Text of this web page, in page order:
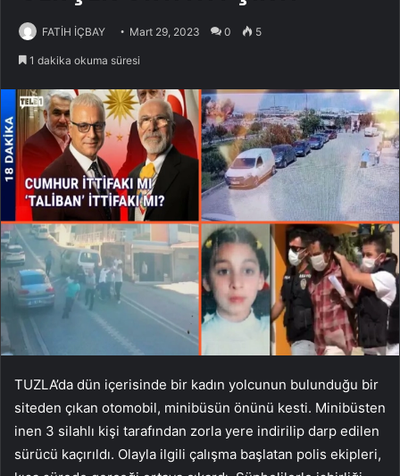
FATİH İÇBAY Mart 29, 2023 0 5
1 dakika okuma süresi
TUZLA’da dün içerisinde bir kadın yolcunun bulunduğu bir
siteden çıkan otomobil, minibüsün önünü kesti. Minibüsten
inen 3 silahlı kişi tarafından zorla yere indirilip darp edilen
sürücü kaçırıldı. Olayla ilgili çalışma başlatan polis ekipleri,